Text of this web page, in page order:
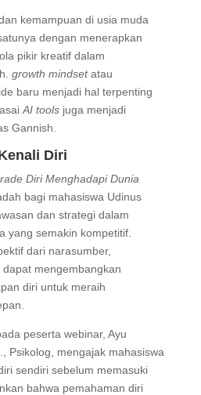
kemampuan di usia muda
dengan menerapkan
pikir kreatif dalam
growth mindsetatau
baru menjadi hal terpenting
AI toolsjuga menjadi
Gannish.
Diri
Diri Menghadapi Dunia
bagi mahasiswa Udinus
dan strategi dalam
yang semakin kompetitif.
dari narasumber,
mengembangkan
diri untuk meraih
peserta webinar, Ayu
Psikolog, mengajak mahasiswa
sendiri sebelum memasuki
bahwa pemahaman diri